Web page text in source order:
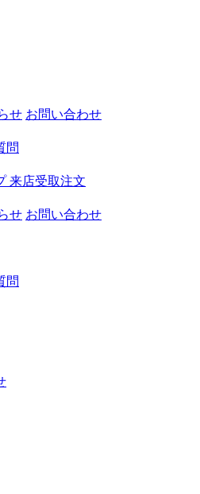
せ お問い合わせ
問
来店受取注文
せ お問い合わせ
問